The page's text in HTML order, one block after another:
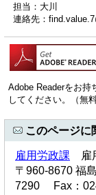
担当：大川
連絡先：
Adobe Readerをお持
してください。（無料
このページに
雇用労政課 雇
〒960-8670 福
7290 Fax：